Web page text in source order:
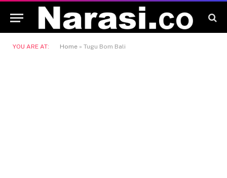
YOU ARE AT: Home » Tugu Bom Bali